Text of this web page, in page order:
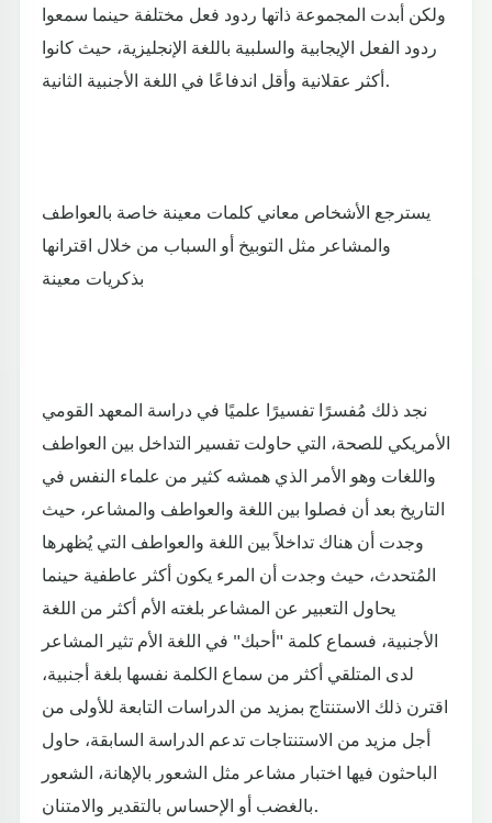
ولكن أبدت المجموعة ذاتها ردود فعل مختلفة حينما سمعوا
ردود الفعل الإيجابية والسلبية باللغة الإنجليزية، حيث كانوا
أكثر عقلانية وأقل اندفاعًا في اللغة الأجنبية الثانية.
يسترجع الأشخاص معاني كلمات معينة خاصة بالعواطف
والمشاعر مثل التوبيخ أو السباب من خلال اقترانها
بذكريات معينة
نجد ذلك مُفسرًا تفسيرًا علميًا في دراسة المعهد القومي
الأمريكي للصحة، التي حاولت تفسير التداخل بين العواطف
واللغات وهو الأمر الذي همشه كثير من علماء النفس في
التاريخ بعد أن فصلوا بين اللغة والعواطف والمشاعر، حيث
وجدت أن هناك تداخلاً بين اللغة والعواطف التي يُظهرها
المُتحدث، حيث وجدت أن المرء يكون أكثر عاطفية حينما
يحاول التعبير عن المشاعر بلغته الأم أكثر من اللغة
الأجنبية، فسماع كلمة "أحبك" في اللغة الأم تثير المشاعر
لدى المتلقي أكثر من سماع الكلمة نفسها بلغة أجنبية،
اقترن ذلك الاستنتاج بمزيد من الدراسات التابعة للأولى من
أجل مزيد من الاستنتاجات تدعم الدراسة السابقة، حاول
الباحثون فيها اختبار مشاعر مثل الشعور بالإهانة، الشعور
بالغضب أو الإحساس بالتقدير والامتنان.